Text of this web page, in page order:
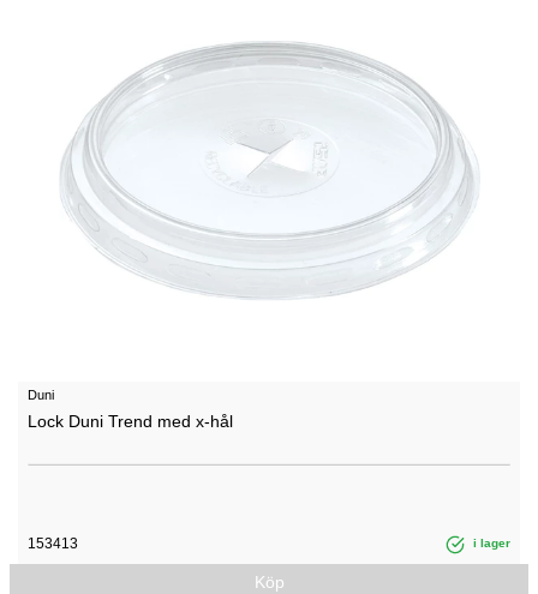
Duni
Lock Duni Trend med x-hål
153413 i lager
Köp